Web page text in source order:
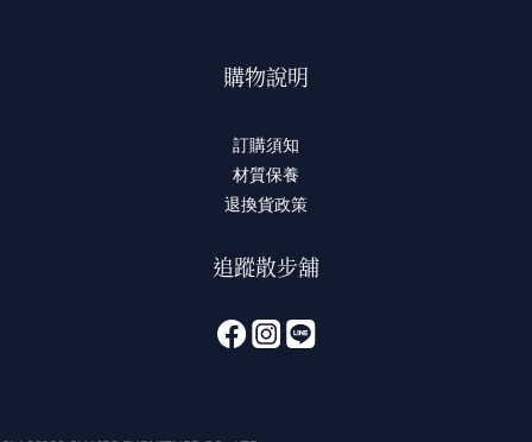
購物說明
訂購須知
材質保養
退換貨政策
追蹤散步舖